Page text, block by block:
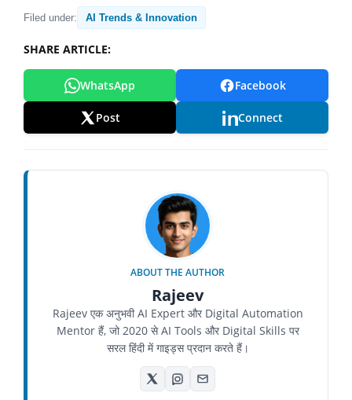
Filed under: AI Trends & Innovation
SHARE ARTICLE:
WhatsApp Facebook
Post Connect
ABOUT THE AUTHOR
Rajeev
Rajeev एक अनुभवी AI Expert और Digital Automation
Mentor हैं, जो 2020 से AI Tools और Digital Skills पर
सरल हिंदी में गाइड्स प्रदान करते हैं।